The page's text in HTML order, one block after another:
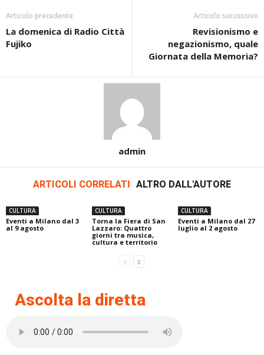
Articolo precedente
La domenica di Radio Città
Fujiko
Articolo successivo
Revisionismo e
negazionismo, quale
Giornata della Memoria?
admin
ARTICOLI CORRELATI ALTRO DALL'AUTORE
CULTURA
Eventi a Milano dal 3
al 9 agosto
CULTURA
Torna la Fiera di San
Lazzaro: Quattro
giorni tra musica,
cultura e territorio
CULTURA
Eventi a Milano dal 27
luglio al 2 agosto
Ascolta la diretta